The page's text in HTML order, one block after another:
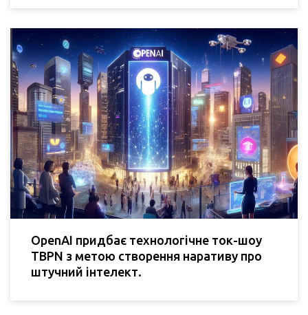
OpenAI придбає технологічне ток-шоу
TBPN з метою створення наративу про
штучний інтелект.